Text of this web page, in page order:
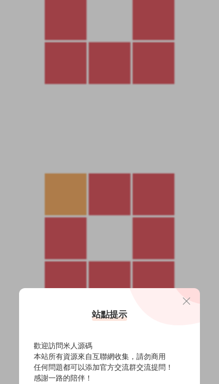
站點提示
歡迎訪問米人源碼
本站所有資源來自互聯網收集，請勿商用
任何問題都可以添加官方交流群交流提問！
感謝一路的陪伴！